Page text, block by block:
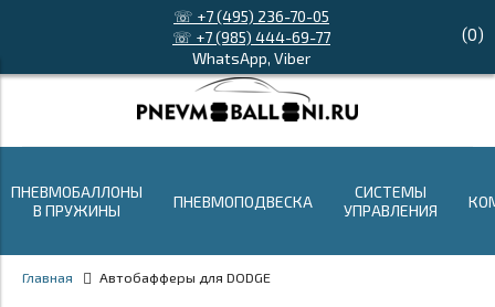
☏ +7 (495) 236-70-05
☏ +7 (985) 444-69-77
WhatsApp, Viber
(0)
ПНЕВМОБАЛЛОНЫ
В ПРУЖИНЫ
ПНЕВМОПОДВЕСКА
СИСТЕМЫ
УПРАВЛЕНИЯ
Главная Автобафферы для DODGE